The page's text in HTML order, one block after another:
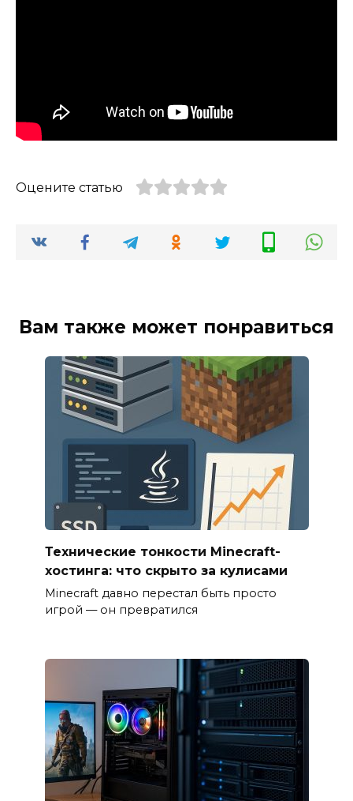
Оцените статью
Вам также может понравиться
Технические тонкости Minecraft-
хостинга: что скрыто за кулисами
Minecraft давно перестал быть просто
игрой — он превратился